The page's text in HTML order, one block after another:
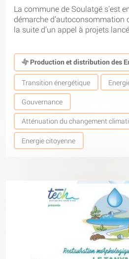
La commune de Soulatgé s’est
démarche d’autoconsommation
la suite d’un appel à projets
Production et distribution des
Transition énergétique
Gouvernance
Atténuation du changement
Energie citoyenne